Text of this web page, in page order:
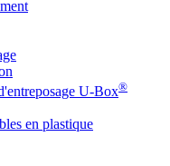
U-Box®
en plastique